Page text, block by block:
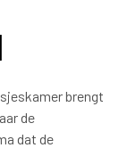
brengt
de
dat de